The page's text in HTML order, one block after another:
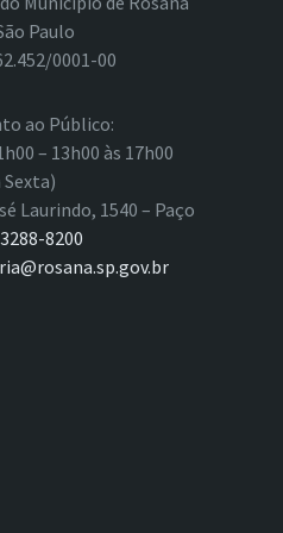
Paulo
0001-00
ao Público:
– 13h00 às 17h00
Sexta)
Laurindo, 1540 – Paço
8200